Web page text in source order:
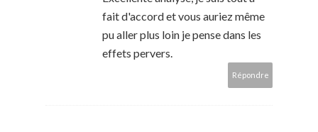
fait d'accord et vous auriez même
pu aller plus loin je pense dans les
effets pervers.
Répondre